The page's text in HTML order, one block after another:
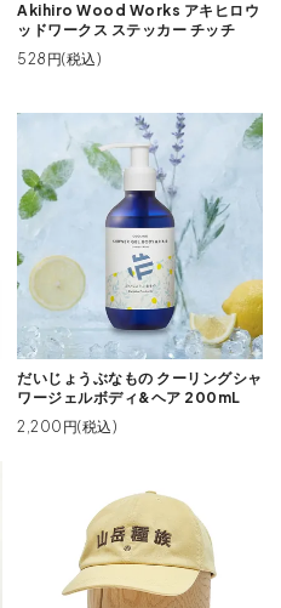
Akihiro Wood Works アキヒロウ
ッドワークス ステッカー チッチ
528円(税込)
だいじょうぶなもの クーリングシャ
ワージェルボディ&ヘア 200mL
2,200円(税込)